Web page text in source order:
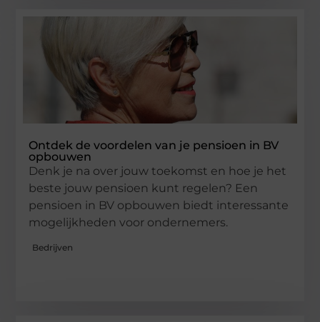
Ontdek de voordelen van je pensioen in BV
opbouwen
Denk je na over jouw toekomst en hoe je het
beste jouw pensioen kunt regelen? Een
pensioen in BV opbouwen biedt interessante
mogelijkheden voor ondernemers.
Bedrijven